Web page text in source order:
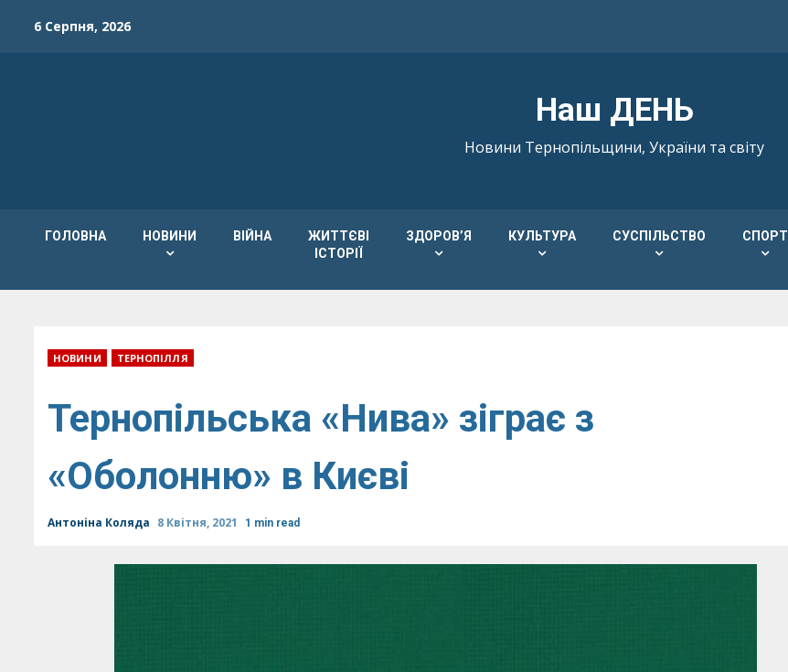
6 Серпня, 2026
Наш ДЕНЬ
Новини Тернопільщини, України та світу
ГОЛОВНА НОВИНИ ВІЙНА
ЖИТТЄВІ
ІСТОРІЇ
ЗДОРОВ’Я КУЛЬТУРА СУСПІЛЬСТВО СПОРТ
НОВИНИ ТЕРНОПІЛЛЯ
Тернопільська «Нива» зіграє з
«Оболонню» в Києві
Антоніна Коляда 8 Квітня, 2021 1 min read